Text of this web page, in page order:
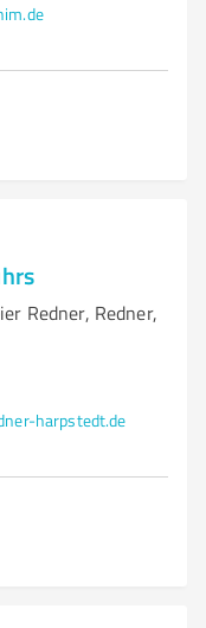
Redner, Redner,
harpstedt.de